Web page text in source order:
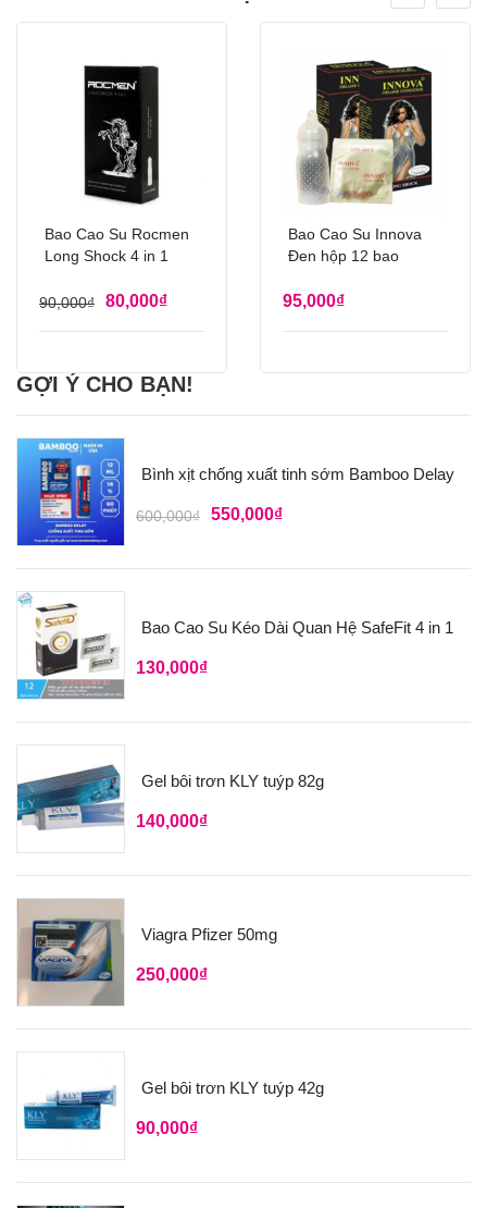
Bao Cao Su Rocmen
Long Shock 4 in 1
90,000₫ 80,000₫
Bao Cao Su Innova
Đen hộp 12 bao
95,000₫
GỢI Ý CHO BẠN!
Bình xịt chống xuất tinh sớm Bamboo Delay
600,000₫ 550,000₫
Bao Cao Su Kéo Dài Quan Hệ SafeFit 4 in 1
130,000₫
Gel bôi trơn KLY tuýp 82g
140,000₫
Viagra Pfizer 50mg
250,000₫
Gel bôi trơn KLY tuýp 42g
90,000₫